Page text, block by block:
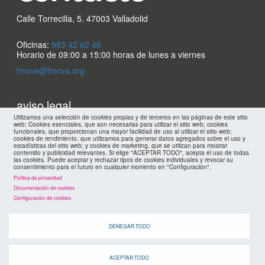
Utilizamos una selección de cookies propias y de terceros en las páginas de este sitio
web: Cookies esenciales, que son necesarias para utilizar el sitio web; cookies
funcionales, que proporcionan una mayor facilidad de uso al utilizar el sitio web;
cookies de rendimiento, que utilizamos para generar datos agregados sobre el uso y
estadísticas del sitio web; y cookies de marketing, que se utilizan para mostrar
contenido y publicidad relevantes. Si elige "ACEPTAR TODO", acepta el uso de todas
las cookies. Puede aceptar y rechazar tipos de cookies individuales y revocar su
consentimiento para el futuro en cualquier momento en "Configuración".
Política de privacidad
Documentación de cookies
Configuración de cookies
DENEGAR TODO
ACEPTAR TODO
Calle Torrecilla, 5. 47003 Valladolid
Oficinas: 983 42 62 46
Horario de 09:00 a 15:00 horas de lunes a viernes
fmcva@fmcva.org
Menu
footer
FMC
aviso legal
mapa web
políticas de privacidad
cookies